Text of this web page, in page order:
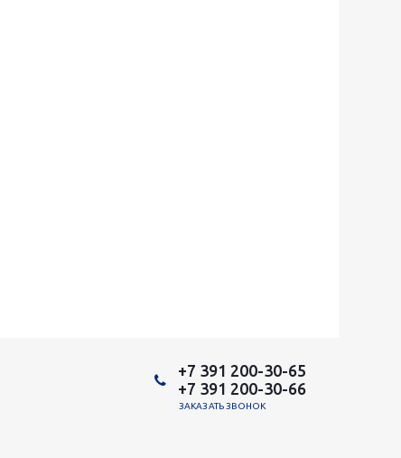
+7 391 200-30-65
+7 391 200-30-66
ЗАКАЗАТЬ ЗВОНОК